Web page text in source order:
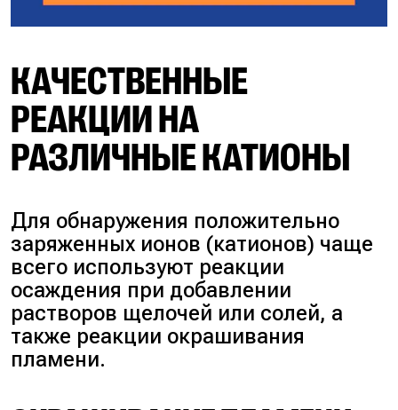
КАЧЕСТВЕННЫЕ
РЕАКЦИИ НА
РАЗЛИЧНЫЕ КАТИОНЫ
Для обнаружения положительно
заряженных ионов (катионов) чаще
всего используют реакции
осаждения при добавлении
растворов щелочей или солей, а
также реакции окрашивания
пламени.